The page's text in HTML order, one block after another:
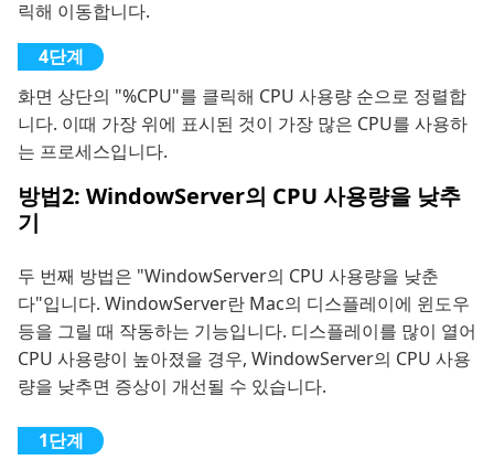
릭해 이동합니다.
화면 상단의 "%CPU"를 클릭해 CPU 사용량 순으로 정렬합
니다. 이때 가장 위에 표시된 것이 가장 많은 CPU를 사용하
는 프로세스입니다.
방법2: WindowServer의 CPU 사용량을 낮추
기
두 번째 방법은 "WindowServer의 CPU 사용량을 낮춘
다"입니다. WindowServer란 Mac의 디스플레이에 윈도우
등을 그릴 때 작동하는 기능입니다. 디스플레이를 많이 열어
CPU 사용량이 높아졌을 경우, WindowServer의 CPU 사용
량을 낮추면 증상이 개선될 수 있습니다.